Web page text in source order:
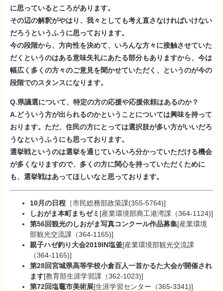
に思っているところがあります。
その辺の解釈がやはり、我々としても考え直さなければいけない
だろうというふうに思っております。
今の段階から、方向性を決めて、いろんな方々に接触させていた
だくというのはある意味失礼にあたる部分もありますから、今は
幅広く多くの方々のご意見を聞かせていただく、というのが今の
段階でのスタンスになります。
Q.県議選について、特定の方の応援や応援依頼はあるのか？
A.どういう方が出られるのかということについては興味を持って
おります。ただ、住民の方にとっては選択肢が多い方がいいだろ
うなというふうにも思っております。
選挙戦というのは選挙を通じていろいろ分かっていただける機会
が多くなりますので、多くの方に関心を持っていただくために
も、選挙戦はあってほしいなと思っております。
10月の日程 ［市民総務部政策課(355-5764)]
しおがま本町まちゼミ [産業環境部商工港湾課（364-1124)]
第56回観光のしおがま写真コンクール作品募集[産業環境
部観光交流課（364-1165)]
親子ハゼ釣り大会2019IN塩釜[産業環境部観光交流課
（364-1165)]
第28回宮城県高等学校小倉百人一首かるた大会が開催され
ます[教育部生涯学習課（362-1023)]
第72回塩竈市美術展[生涯学習センター（365-3341)]